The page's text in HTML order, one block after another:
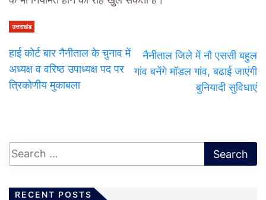
उत्तराखंड
हाई कोर्ट बार नैनीताल के चुनाव में
अध्यक्ष व वरिष्ठ उपाध्यक्ष पद पर
त्रिकोणीय मुकाबला
नैनीताल जिले में नौ एससी बहुल
गांव बनेंगे मॉडल गांव, बढाई जाएंगी
बुनियादी सुविधाएं
RECENT POSTS